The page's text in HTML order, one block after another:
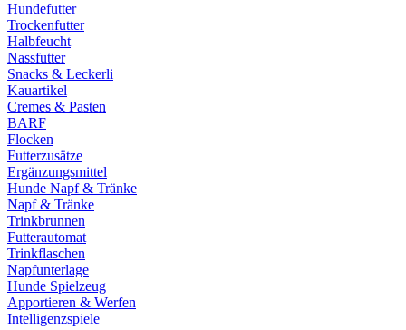
Hundefutter
Trockenfutter
Halbfeucht
Nassfutter
Snacks & Leckerli
Kauartikel
Cremes & Pasten
BARF
Flocken
Futterzusätze
Ergänzungsmittel
Hunde Napf & Tränke
Napf & Tränke
Trinkbrunnen
Futterautomat
Trinkflaschen
Napfunterlage
Hunde Spielzeug
Apportieren & Werfen
Intelligenzspiele